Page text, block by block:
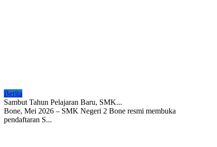
Berita
Sambut Tahun Pelajaran Baru, SMK...
Bone, Mei 2026 – SMK Negeri 2 Bone resmi membuka
pendaftaran S...